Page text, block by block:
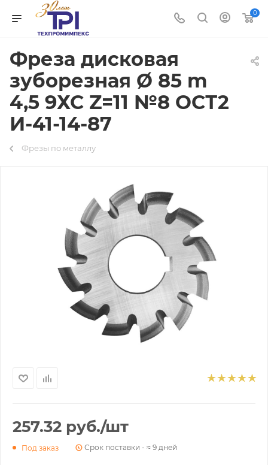
0
Фреза дисковая
зуборезная Ø 85 m
4,5 9ХС Z=11 №8 ОСТ2
И-41-14-87
Фрезы по металлу
257.32 руб./шт
Под заказ Срок поставки - ≈ 9 дней